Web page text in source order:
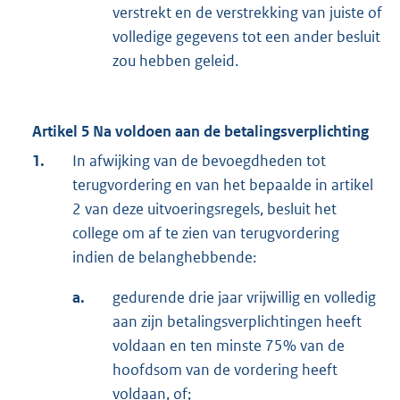
verstrekt en de verstrekking van juiste of
volledige gegevens tot een ander besluit
zou hebben geleid.
Artikel 5 Na voldoen aan de betalingsverplichting
1.
In afwijking van de bevoegdheden tot
terugvordering en van het bepaalde in artikel
2 van deze uitvoeringsregels, besluit het
college om af te zien van terugvordering
indien de belanghebbende:
a.
gedurende drie jaar vrijwillig en volledig
aan zijn betalingsverplichtingen heeft
voldaan en ten minste 75% van de
hoofdsom van de vordering heeft
voldaan, of;